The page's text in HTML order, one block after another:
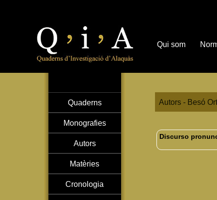
Quaderns
Monografies
Autors
Matèries
Cronologia
Autors - Besó
Discurso
Qui som